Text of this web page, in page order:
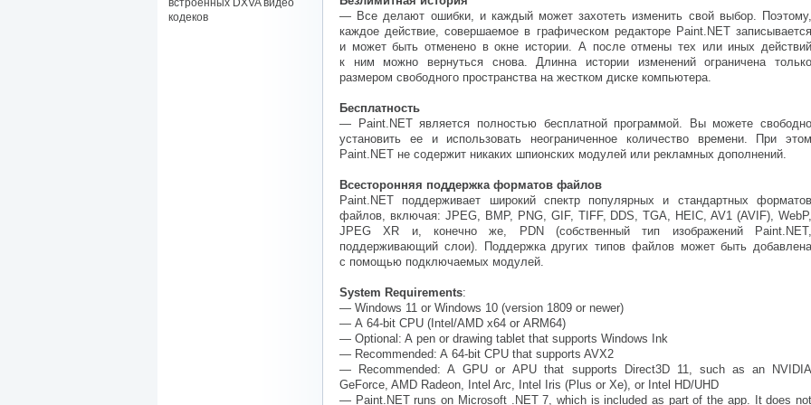
— Все делают ошибки, и каждый может захотеть изменить свой выбор. Поэтому,
каждое действие, совершаемое в графическом редакторе Paint.NET записывается
и может быть отменено в окне истории. А после отмены тех или иных действий
к ним можно вернуться снова. Длинна истории изменений ограничена только
размером свободного пространства на жестком диске компьютера.
Бесплатность
— Paint.NET является полностью бесплатной программой. Вы можете свободно
установить ее и использовать неограниченное количество времени. При этом
Paint.NET не содержит никаких шпионских модулей или рекламных дополнений.
Всесторонняя поддержка форматов файлов
Paint.NET поддерживает широкий спектр популярных и стандартных форматов
файлов, включая: JPEG, BMP, PNG, GIF, TIFF, DDS, TGA, HEIC, AV1 (AVIF), WebP,
JPEG XR и, конечно же, PDN (собственный тип изображений Paint.NET,
поддерживающий слои). Поддержка других типов файлов может быть добавлена
с помощью подключаемых модулей.
System Requirements:
— Windows 11 or Windows 10 (version 1809 or newer)
— A 64-bit CPU (Intel/AMD x64 or ARM64)
— Optional: A pen or drawing tablet that supports Windows Ink
— Recommended: A 64-bit CPU that supports AVX2
— Recommended: A GPU or APU that supports Direct3D 11, such as an NVIDIA
GeForce, AMD Radeon, Intel Arc, Intel Iris (Plus or Xe), or Intel HD/UHD
— Paint.NET runs on Microsoft .NET 7, which is included as part of the app. It does not
встроенных DXVA видео
кодеков